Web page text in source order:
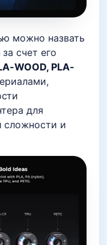
можно назвать
счет его
WOOD, PLA-
для
сложности и